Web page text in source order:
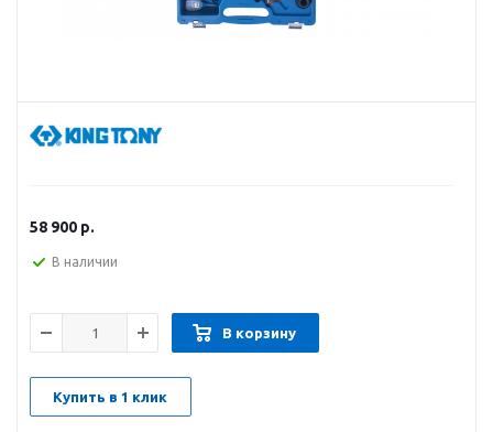
58 900 р.
В наличии
В корзину
Купить в 1 клик